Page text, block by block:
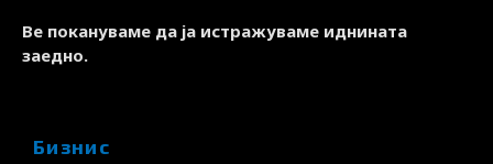
Ве покануваме да ја истражуваме иднината
заедно.
Бизнис